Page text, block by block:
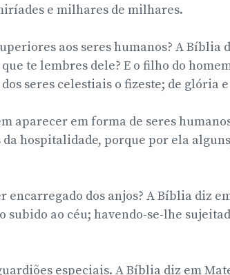
e milhares de milhares.
aos seres humanos? A Bíblia
te lembres dele? E o filho do
seres celestiais o fizeste; de glória e
aparecer em forma de seres
da hospitalidade, porque por ela
encarregado dos anjos? A Bíblia diz
subido ao céu; havendo-se-lhe
especiais. A Bíblia diz em